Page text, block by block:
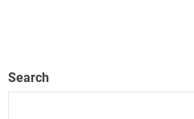
Search